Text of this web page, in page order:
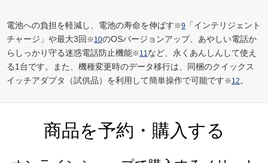
電池への負担を軽減し、電池の寿命を伸ばす※9 「インテリジェント
チャージ」や最大3回 ※10のOSバージョンアップ、あやしい電話か
らしっかり守る迷惑電話防止機能※11 など、永くあんしんして使え
る1台です。また、機種変更時のデータ移行は、同梱のクイックス
イッチアダプタ（試供品）を利用して簡単操作で可能です※12 。
商品を予約・購入する